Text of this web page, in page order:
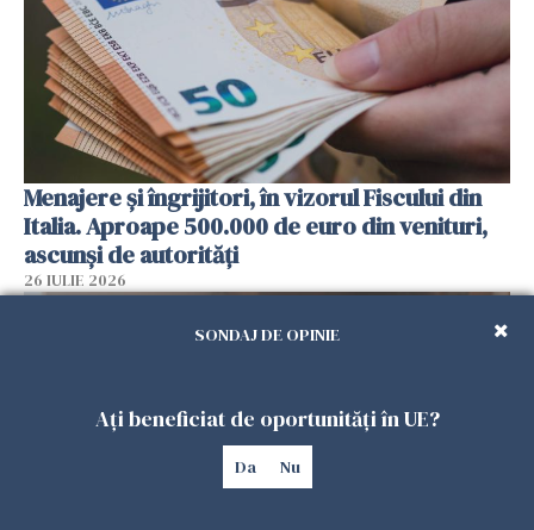
Menajere și îngrijitori, în vizorul Fiscului din
Italia. Aproape 500.000 de euro din venituri,
ascunși de autorități
26 IULIE 2026
SONDAJ DE OPINIE
Ați beneficiat de oportunități în UE?
Da Nu